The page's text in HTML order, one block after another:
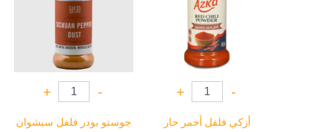
-
+
أزكي فلفل أحمر حار
-
+
جوستو بودر فلفل سيشوان